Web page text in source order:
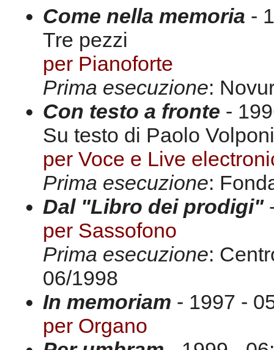
Come nella memoria -
Tre pezzi
per Pianoforte
Prima esecuzione:
Con testo a fronte -
Su testo di Paolo Volponi
per Voce e Live
Prima esecuzione:
Dal "Libro dei prodigi"
per Sassofono
Prima esecuzione:
06/1998
In memoriam - 1997 -
per Organo